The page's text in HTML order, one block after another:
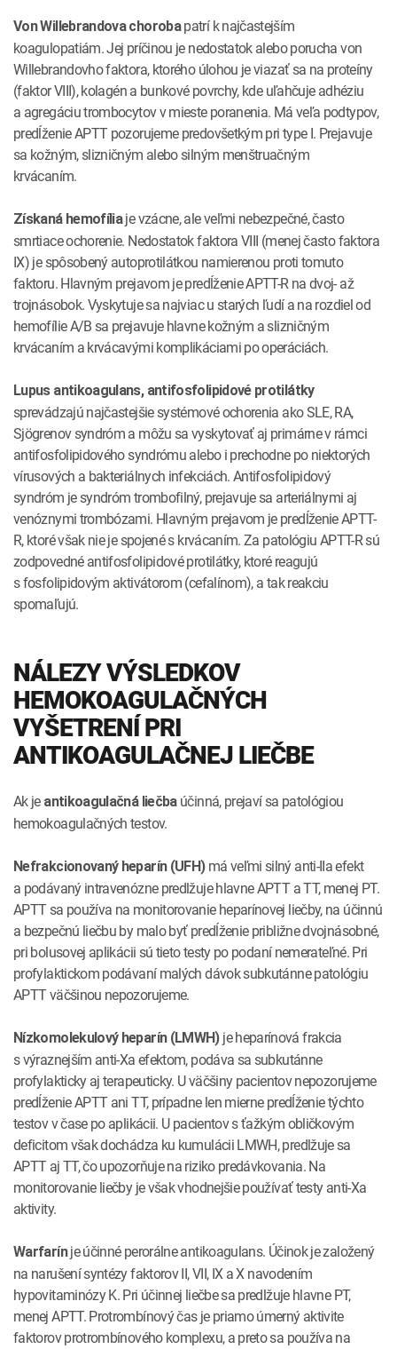
Von Willebrandova chorobapatrí k najčastejším
koagulopatiám. Jej príčinou je nedostatok alebo porucha von
Willebrandovho faktora, ktorého úlohou je viazať sa na proteíny
(faktor VIII), kolagén a bunkové povrchy, kde uľahčuje adhéziu
a agregáciu trombocytov v mieste poranenia. Má veľa podtypov,
predĺženie APTT pozorujeme predovšetkým pri type I. Prejavuje
sa kožným, slizničným alebo silným menštruačným
krvácaním.
Získaná hemofíliaje vzácne, ale veľmi nebezpečné, často
smrtiace ochorenie. Nedostatok faktora VIII (menej často faktora
IX) je spôsobený autoprotilátkou namierenou proti tomuto
faktoru. Hlavným prejavom je predĺženie APTT-R na dvoj- až
trojnásobok. Vyskytuje sa najviac u starých ľudí a na rozdiel od
hemofílie A/B sa prejavuje hlavne kožným a slizničným
krvácaním a krvácavými komplikáciami po operáciách.
Lupus antikoagulans, antifosfolipidové protilátky
sprevádzajú najčastejšie systémové ochorenia ako SLE, RA,
Sjögrenov syndróm a môžu sa vyskytovať aj primárne v rámci
antifosfolipidového syndrómu alebo i prechodne po niektorých
vírusových a bakteriálnych infekciách. Antifosfolipidový
syndróm je syndróm trombofilný, prejavuje sa arteriálnymi aj
venóznymi trombózami. Hlavným prejavom je predĺženie APTT-
R, ktoré však nie je spojené s krvácaním. Za patológiu APTT-R sú
zodpovedné antifosfolipidové protilátky, ktoré reagujú
s fosfolipidovým aktivátorom (cefalínom), a tak reakciu
spomaľujú.
NÁLEZY VÝSLEDKOV
HEMOKOAGULAČNÝCH
VYŠETRENÍ PRI
ANTIKOAGULAČNEJ LIEČBE
Ak jeantikoagulačná liečba účinná, prejaví sa patológiou
hemokoagulačných testov.
Nefrakcionovaný heparín (UFH)má veľmi silný anti-IIa efekt
a podávaný intravenózne predlžuje hlavne APTT a TT, menej PT.
APTT sa používa na monitorovanie heparínovej liečby, na účinnú
a bezpečnú liečbu by malo byť predĺženie približne dvojnásobné,
pri bolusovej aplikácii sú tieto testy po podaní nemerateľné. Pri
profylaktickom podávaní malých dávok subkutánne patológiu
APTT väčšinou nepozorujeme.
Nízkomolekulový heparín (LMWH)je heparínová frakcia
s výraznejším anti-Xa efektom, podáva sa subkutánne
profylakticky aj terapeuticky. U väčšiny pacientov nepozorujeme
predĺženie APTT ani TT, prípadne len mierne predĺženie týchto
testov v čase po aplikácii. U pacientov s ťažkým obličkovým
deficitom však dochádza ku kumulácii LMWH, predlžuje sa
APTT aj TT, čo upozorňuje na riziko predávkovania. Na
monitorovanie liečby je však vhodnejšie používať testy anti-Xa
aktivity.
Warfarínje účinné perorálne antikoagulans. Účinok je založený
na narušení syntézy faktorov II, VII, IX a X navodením
hypovitaminózy K. Pri účinnej liečbe sa predlžuje hlavne PT,
menej APTT. Protrombínový čas je priamo úmerný aktivite
faktorov protrombínového komplexu, a preto sa používa na